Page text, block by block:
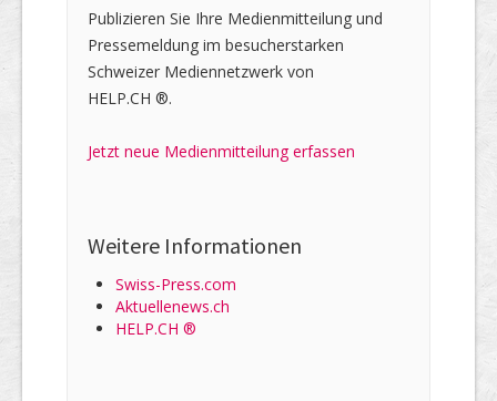
Publizieren Sie Ihre Medienmitteilung und
Pressemeldung im besucherstarken
Schweizer Mediennetzwerk von
HELP.CH ®.
Jetzt neue Medienmitteilung erfassen
Weitere Informationen
Swiss-Press.com
Aktuellenews.ch
HELP.CH ®